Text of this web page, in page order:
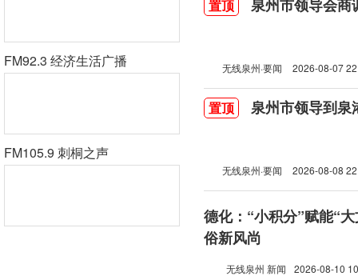
FM92.3 经济生活广播
FM105.9 刺桐之声
置顶 泉州市领导会商
无线泉州·要闻 2026-08-07
置顶 泉州市领导到泉
无线泉州·要闻 2026-08-08
德化：“小积分”赋能“
俗新风尚
无线泉州 新闻 2026-08-10